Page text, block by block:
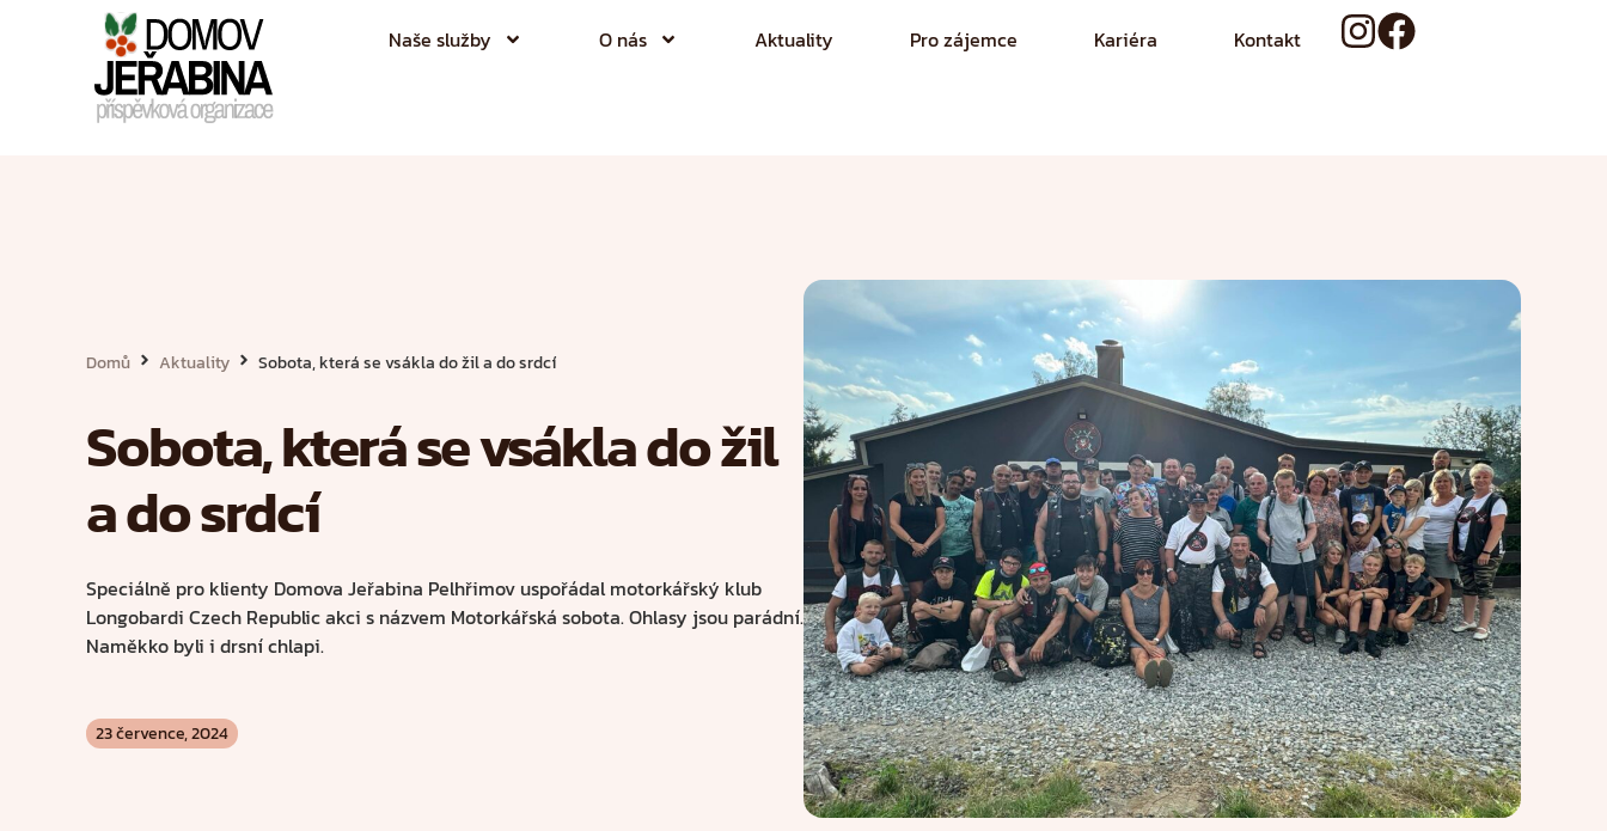
Naše služby O nás Aktuality Pro zájemce Kariéra Kontakt
Domů Aktuality Sobota, která se vsákla do žil a do srdcí
Sobota, která se vsákla do žil
a do srdcí
Speciálně pro klienty Domova Jeřabina Pelhřimov uspořádal motorkářský klub
Longobardi Czech Republic akci s názvem Motorkářská sobota. Ohlasy jsou parádní.
Naměkko byli i drsní chlapi.
23 července, 2024